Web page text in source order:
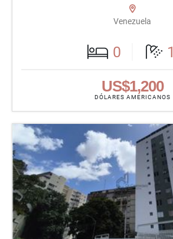
Venezuela
0 1
US$1,200
DÓLARES AMERICANOS